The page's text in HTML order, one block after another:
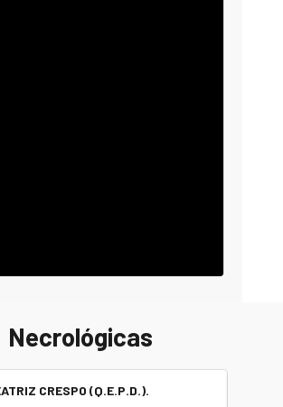
Necrológicas
CRESPO (Q.E.P.D.).